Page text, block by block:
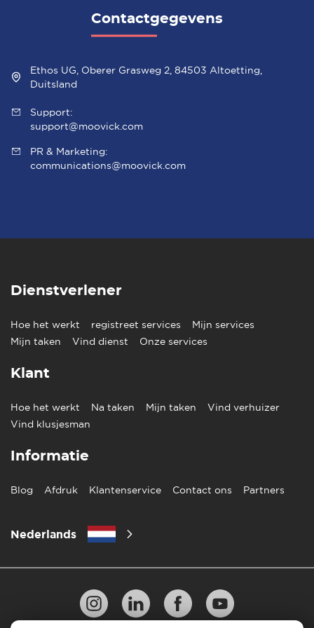
Contactgegevens
Ethos UG, Oberer Grasweg 2, 84503 Altoetting,
Duitsland
Support:
support@moovick.com
PR & Marketing:
communications@moovick.com
Dienstverlener
Hoe het werkt registreet services
Mijn services
Mijn taken
Vind dienst Onze services
Klant
Hoe het werkt Na taken Mijn taken
Vind verhuizer
Vind klusjesman
Informatie
Blog Afdruk Klantenservice Contact ons Partners
Nederlands